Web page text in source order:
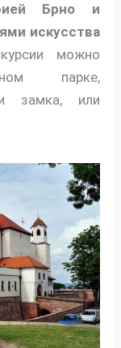
Брно и
искусства
можно
парке,
замка, или